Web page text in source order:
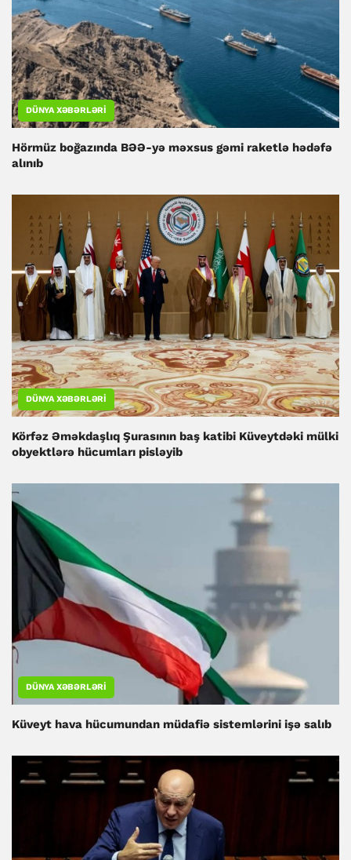
DÜNYA XƏBƏRLƏRI
Hörmüz boğazında BƏƏ-yə məxsus gəmi raketlə hədəfə
alınıb
DÜNYA XƏBƏRLƏRI
Körfəz Əməkdaşlıq Şurasının baş katibi Küveytdəki mülki
obyektlərə hücumları pisləyib
DÜNYA XƏBƏRLƏRI
Küveyt hava hücumundan müdafiə sistemlərini işə salıb